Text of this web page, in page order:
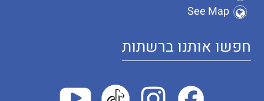
See Map
חפשו אותנו ברשתות